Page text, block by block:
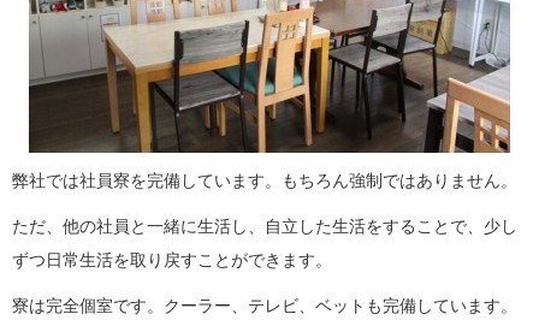
弊社では社員寮を完備しています。もちろん強制ではありません。
ただ、他の社員と一緒に生活し、自立した生活をすることで、少し
ずつ日常生活を取り戻すことができます。
寮は完全個室です。クーラー、テレビ、ベットも完備しています。